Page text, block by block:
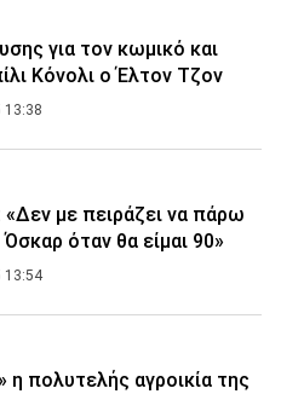
για τον κωμικό και
Κόνολι ο Έλτον Τζον
13:38
«Δεν με πειράζει να πάρω
Όσκαρ όταν θα είμαι 90»
13:54
η πολυτελής αγροικία της